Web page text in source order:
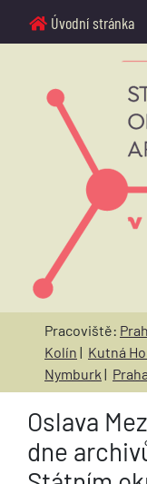
Úvodní stránka
Pracoviště:
Kolín | Kutná
Nymburk |
Oslava
dne